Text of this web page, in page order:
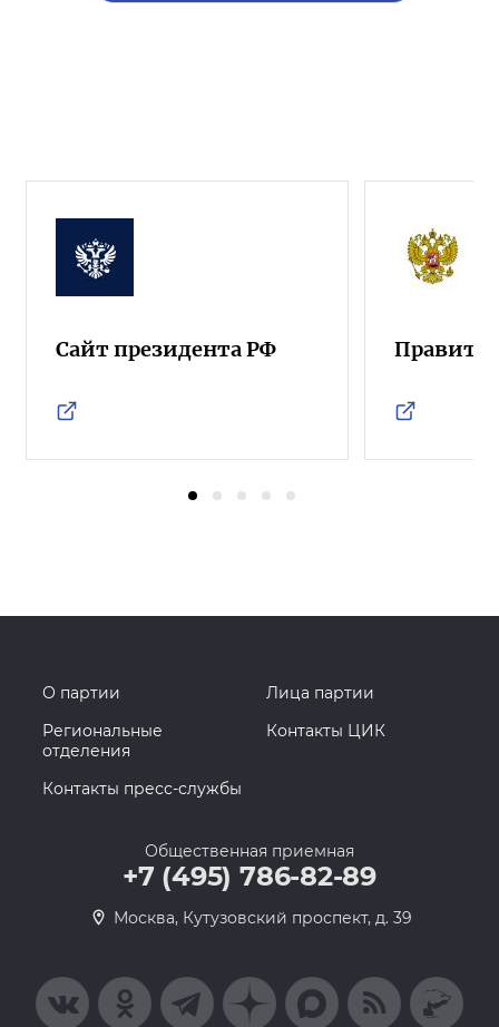
Сайт президента РФ
О партии
Лица партии
Региональные
отделения
Контакты ЦИК
Контакты пресс-службы
Общественная приемная
+7 (495) 786-82-89
Москва, Кутузовский проспект, д. 39